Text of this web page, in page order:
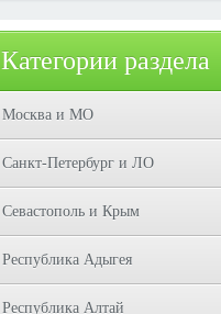
Категории раздела
Москва и МО
Санкт-Петербург и ЛО
Севастополь и Крым
Республика Адыгея
Республика Алтай